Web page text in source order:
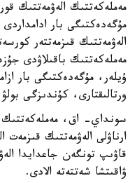
مەملەكەتتىك الەۋمەتتىك
مۇگەدەكتىگى بار ادامداردى
الەۋمەتتىك قىزمەتتەر
مەملەكەتتىك باقىلاۋدى
ۇيلەر، مۇگەدەكتىگى بار
ورتالىقتارى، كۇندىزگى
سونداي- اق، مەملەكەتتىك
ارناۋلى الەۋمەتتىك قىزمەت
قاۋىپ تونگەن جاعدايدا
ۋاقىتشا شەتتەتە الادى.